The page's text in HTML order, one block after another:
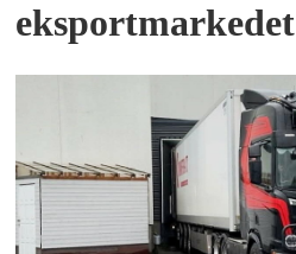
eksportmarkedet